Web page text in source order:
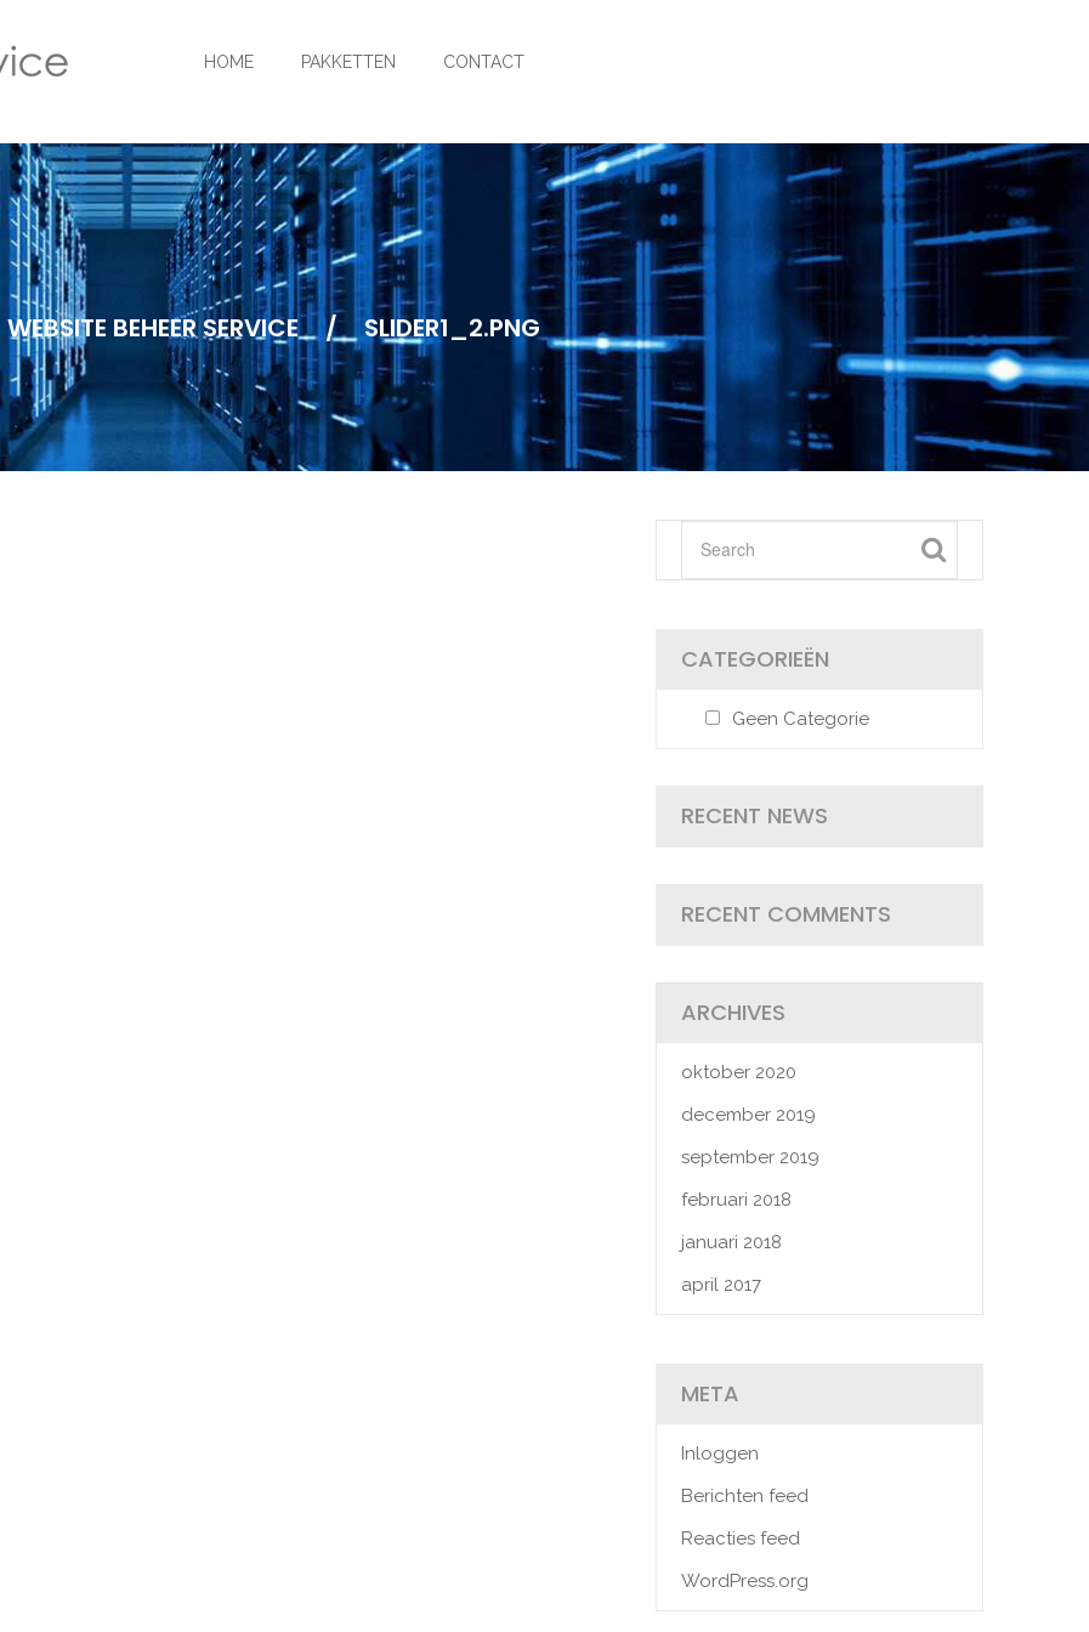
HOME PAKKETTEN CONTACT
WEBSITE BEHEER SERVICE
/ SLIDER1_2.PNG
CATEGORIEËN
Geen Categorie
RECENT NEWS
RECENT COMMENTS
ARCHIVES
oktober 2020
december 2019
september 2019
februari 2018
januari 2018
april 2017
META
Inloggen
Berichten feed
Reacties feed
WordPress.org